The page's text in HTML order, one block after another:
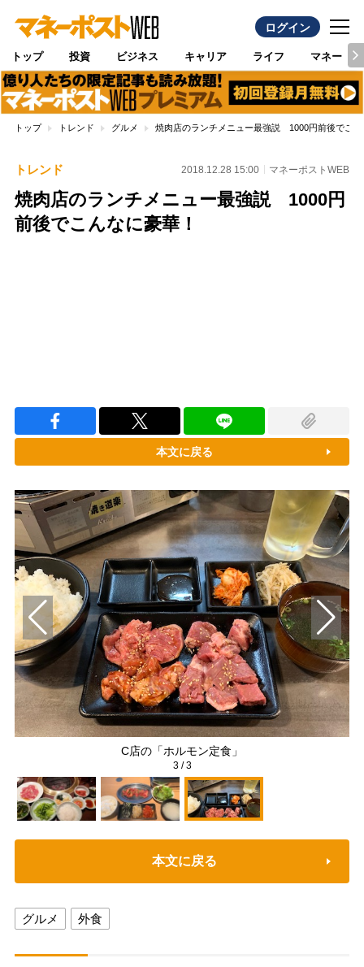
ログイン
トップ 投資 ビジネス キャリア ライフ マネー
トップ トレンド グルメ 焼肉店のランチメニュー最強説 1000円前後でこん
トレンド 2018.12.28 15:00 マネーポストWEB
焼肉店のランチメニュー最強説 1000円
前後でこんなに豪華！
本文に戻る
C店の「ホルモン定食」
3/3
本文に戻る
グルメ 外食